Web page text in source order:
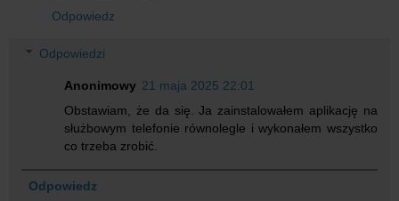
Odpowiedz
Odpowiedzi
Anonimowy 21 maja 2025 22:01
Obstawiam, że da się. Ja zainstalowałem aplikację na
służbowym telefonie równolegle i wykonałem wszystko
co trzeba zrobić.
Odpowiedz